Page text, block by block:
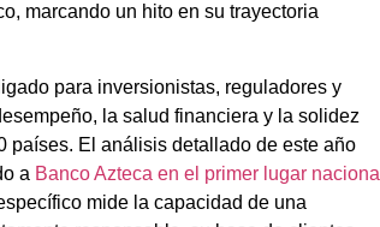
marcando un hito en su trayectoria
para inversionistas, reguladores y
la salud financiera y la solidez
países. El análisis detallado de este año
a Banco Azteca en el primer lugar nacional
mide la capacidad de una